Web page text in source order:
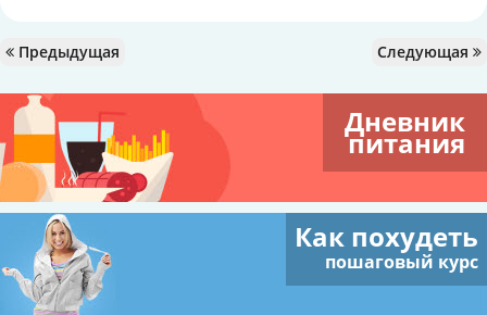
Предыдущая Следующая
Дневник
питания
Как похудеть
пошаговый курс